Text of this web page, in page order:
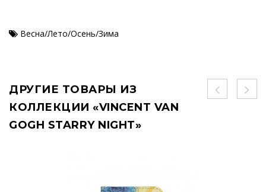
Весна/Лето/Осень/Зима
ДРУГИЕ ТОВАРЫ ИЗ
КОЛЛЕКЦИИ «VINCENT VAN
GOGH STARRY NIGHT»